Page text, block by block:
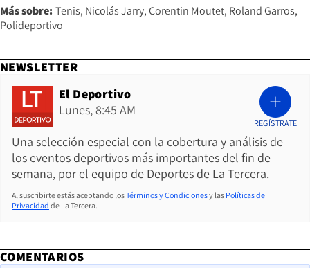
Más sobre: Tenis Nicolás Jarry Corentin Moutet Roland Garros
Polideportivo
NEWSLETTER
El Deportivo
Lunes, 8:45 AM
Una selección especial con la cobertura y análisis de
los eventos deportivos más importantes del fin de
semana, por el equipo de Deportes de La Tercera.
REGÍSTRATE
Al suscribirte estás aceptando losTérminos y Condicionesy las Políticas de
Privacidad de La Tercera.
COMENTARIOS